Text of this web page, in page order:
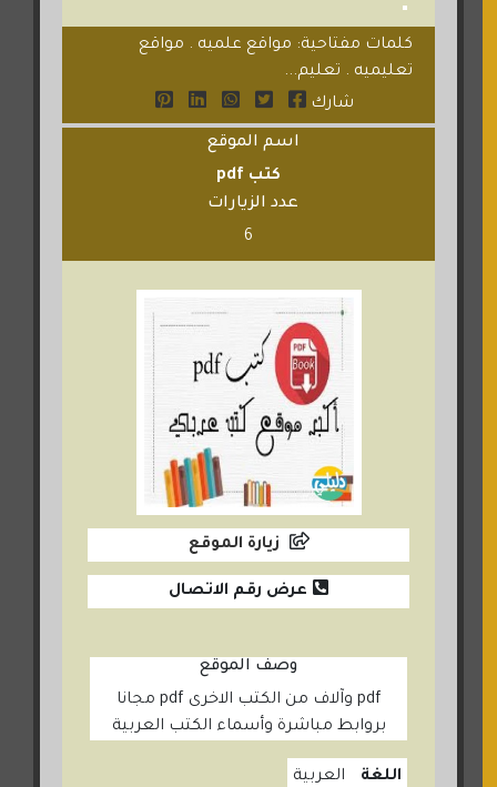
كلمات مفتاحية: مواقع علميه . مواقع
تعليميه . تعليم...
شارك
اسم الموقع
كتب pdf
عدد الزيارات
6
زيارة الموقع
عرض رقم الاتصال
وصف الموقع
pdf وآلاف من الكتب الاخرى pdf مجانا
بروابط مباشرة وأسماء الكتب العربية
اللغة العربية